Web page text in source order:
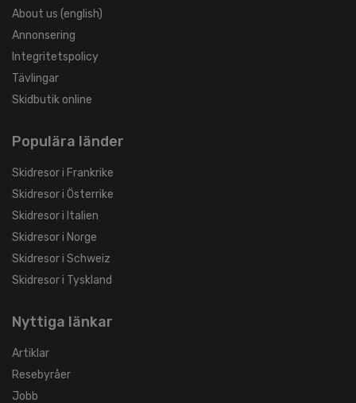
About us (english)
Annonsering
Integritetspolicy
Tävlingar
Skidbutik online
Populära länder
Skidresor i Frankrike
Skidresor i Österrike
Skidresor i Italien
Skidresor i Norge
Skidresor i Schweiz
Skidresor i Tyskland
Nyttiga länkar
Artiklar
Resebyråer
Jobb